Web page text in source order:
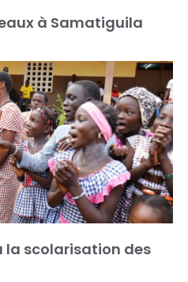
à Samatiguila
la scolarisation des